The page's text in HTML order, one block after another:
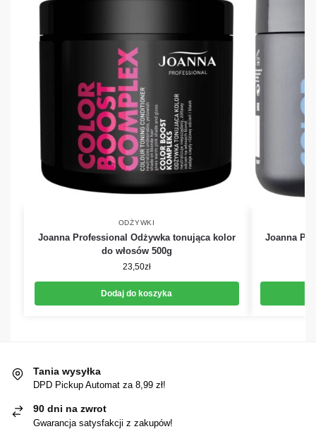
ODŻYWKI
Joanna Professional Odżywka tonująca kolor
do włosów 500g
23,50zł
Dodaj do koszyka
Joanna
Tania wysyłka
DPD Pickup Automat za 8,99 zł!
90 dni na zwrot
Gwarancja satysfakcji z zakupów!